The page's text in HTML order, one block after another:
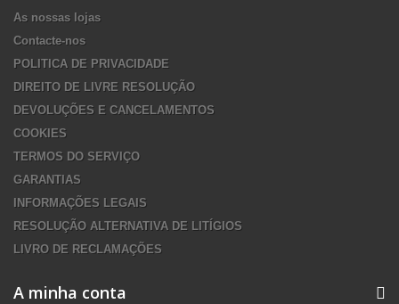
As nossas lojas
Contacte-nos
POLITICA DE PRIVACIDADE
DIREITO DE LIVRE RESOLUÇÃO
DEVOLUÇÕES E CANCELAMENTOS
COOKIES
TERMOS DO SERVIÇO
GARANTIAS
INFORMAÇÕES LEGAIS
RESOLUÇÃO ALTERNATIVA DE LITÍGIOS
LIVRO DE RECLAMAÇÕES
A minha conta